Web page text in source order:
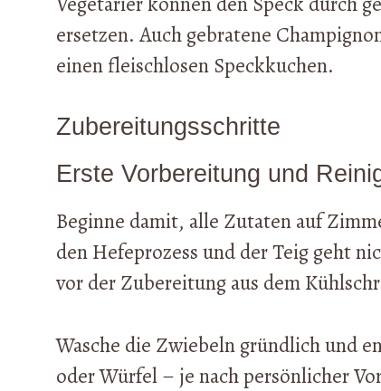
ersetzen. Auch gebratene
einen fleischlosen Speckkuchen.
Zubereitungsschritte
Erste Vorbereitung und
Beginne damit, alle Zutaten auf
den Hefeprozess und der Teig geht
vor der Zubereitung aus dem
Wasche die Zwiebeln gründlich und
oder Würfel – je nach persönlicher